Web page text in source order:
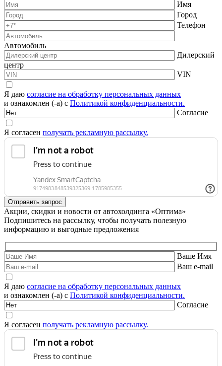
Имя
Город
Телефон
Автомобиль
Дилерский
центр
VIN
Я даю согласие на обработку персональных данных
и ознакомлен (-а) с Политикой конфиденциальности.
Согласие
Я согласен получать рекламную рассылку.
Акции, скидки и новости от автохолдинга «Оптима»
Подпишитесь на рассылку, чтобы получать полезную
информацию и выгодные предложения
Ваше Имя
Ваш e-mail
Я даю согласие на обработку персональных данных
и ознакомлен (-а) с Политикой конфиденциальности.
Согласие
Я согласен получать рекламную рассылку.